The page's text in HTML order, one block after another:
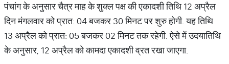
पंचांग के अनुसार चैत्र माह के शुक्ल पक्ष की एकादशी तिथि 12 अप्रैल
दिन मंगलवार को प्रात: 04 बजकर 30 मिनट पर शुरु होगी. य​ह तिथि
13 अप्रैल को प्रात: 05 बजकर 02 मिनट तक रहेगी. ऐसे में उदयातिथि
के अनुसार, 12 अप्रैल को कामदा एकादशी व्रत रखा जाएगा.